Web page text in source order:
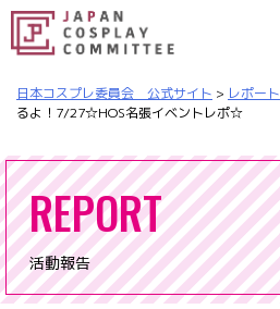
日本コスプレ委員会 公式サイト > レポート
るよ！7/27☆HOS名張イベントレポ☆
REPORT
活動報告